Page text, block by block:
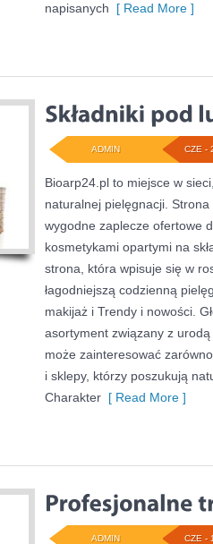
napisanych [ Read More ]
CZE -
ADMIN
Bioarp24.pl to miejsce w
naturalnej pielęgnacji.
wygodne zaplecze ofertowe
kosmetykami opartymi na
strona, która wpisuje się w
łagodniejszą codzienną
makijaż i Trendy i nowości.
asortyment związany z
może zainteresować
i sklepy, którzy poszukują
Charakter [ Read More ]
CZE -
ADMIN